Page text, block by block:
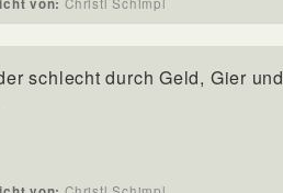
von:
schlecht durch Geld, Gier und